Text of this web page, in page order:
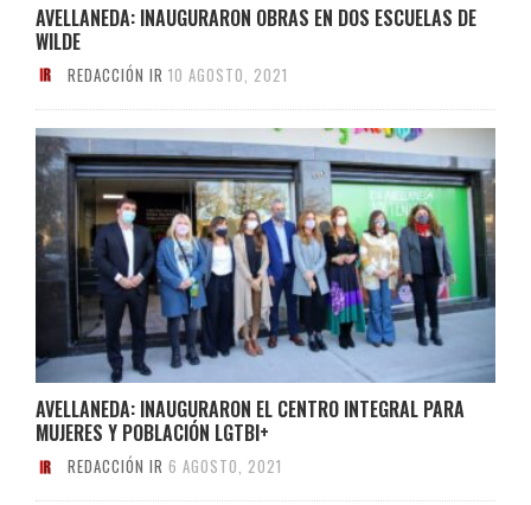
AVELLANEDA: INAUGURARON OBRAS EN DOS ESCUELAS DE
WILDE
REDACCIÓN IR 10 AGOSTO, 2021
AVELLANEDA: INAUGURARON EL CENTRO INTEGRAL PARA
MUJERES Y POBLACIÓN LGTBI+
REDACCIÓN IR 6 AGOSTO, 2021